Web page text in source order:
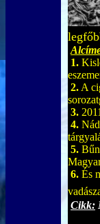
1.
2. A
3.
4.
5.
6. És
Cikk: